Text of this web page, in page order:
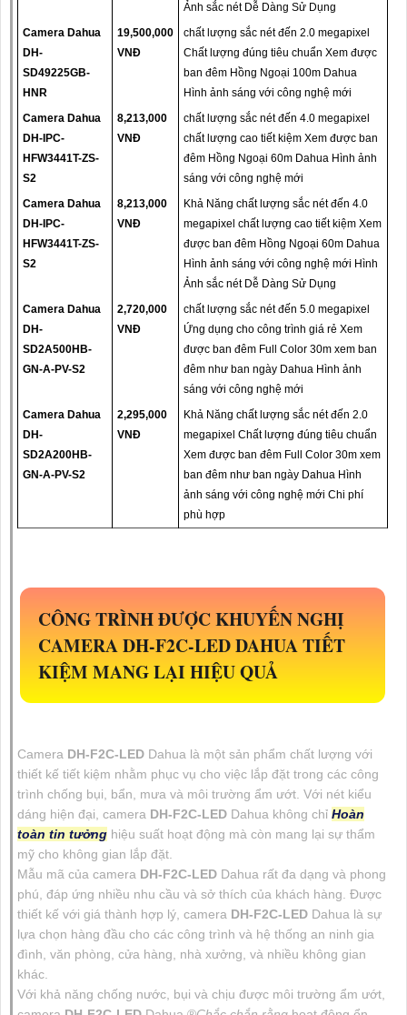
Ảnh sắc nét Dễ Dàng Sử Dụng
Camera Dahua
DH-
SD49225GB-
HNR
19,500,000
VNĐ
chất lượng sắc nét đến 2.0 megapixel
Chất lượng đúng tiêu chuẩn Xem được
ban đêm Hồng Ngoại 100m Dahua
Hình ảnh sáng với công nghệ mới
Camera Dahua
DH-IPC-
HFW3441T-ZS-
S2
8,213,000
VNĐ
chất lượng sắc nét đến 4.0 megapixel
chất lượng cao tiết kiệm Xem được ban
đêm Hồng Ngoại 60m Dahua Hình ảnh
sáng với công nghệ mới
Camera Dahua
DH-IPC-
HFW3441T-ZS-
S2
8,213,000
VNĐ
Khả Năng chất lượng sắc nét đến 4.0
megapixel chất lượng cao tiết kiệm Xem
được ban đêm Hồng Ngoại 60m Dahua
Hình ảnh sáng với công nghệ mới Hình
Ảnh sắc nét Dễ Dàng Sử Dụng
Camera Dahua
DH-
SD2A500HB-
GN-A-PV-S2
2,720,000
VNĐ
chất lượng sắc nét đến 5.0 megapixel
Ứng dụng cho công trình giá rẻ Xem
được ban đêm Full Color 30m xem ban
đêm như ban ngày Dahua Hình ảnh
sáng với công nghệ mới
Camera Dahua
DH-
SD2A200HB-
GN-A-PV-S2
2,295,000
VNĐ
Khả Năng chất lượng sắc nét đến 2.0
megapixel Chất lượng đúng tiêu chuẩn
Xem được ban đêm Full Color 30m xem
ban đêm như ban ngày Dahua Hình
ảnh sáng với công nghệ mới Chi phí
phù hợp
CÔNG TRÌNH ĐƯỢC KHUYẾN NGHỊ
CAMERADH-F2C-LEDDAHUA TIẾT
KIỆM MANG LẠI HIỆU QUẢ
Camera DH-F2C-LED Dahua là một sản phẩm chất lượng với
thiết kế tiết kiệm nhằm phục vụ cho việc lắp đặt trong các công
trình chống bụi, bẩn, mưa và môi trường ẩm ướt. Với nét kiểu
dáng hiện đại, camera DH-F2C-LED Dahua không chỉ Hoàn
toàn tin tưởng hiệu suất hoạt động mà còn mang lại sự thẩm
mỹ cho không gian lắp đặt.
Mẫu mã của camera DH-F2C-LED Dahua rất đa dạng và phong
phú, đáp ứng nhiều nhu cầu và sở thích của khách hàng. Được
thiết kế với giá thành hợp lý, camera DH-F2C-LED Dahua là sự
lựa chọn hàng đầu cho các công trình và hệ thống an ninh gia
đình, văn phòng, cửa hàng, nhà xưởng, và nhiều không gian
khác.
Với khả năng chống nước, bụi và chịu được môi trường ẩm ướt,